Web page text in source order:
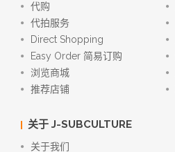
代购
代拍服务
Direct Shopping
Easy Order 简易订购
浏览商城
推荐店铺
关于 J-SUBCULTURE
关于我们